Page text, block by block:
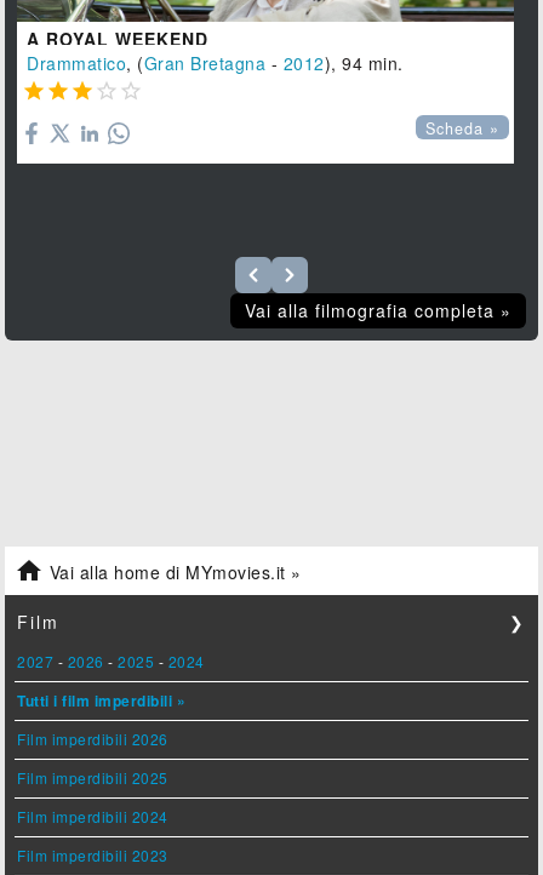
A ROYAL WEEKEND
Drammatico, (Gran Bretagna - 2012), 94 min.
    
Scheda »
Vai alla filmografia completa »
 Vai alla home di MYmovies.it »
Film ❯
2027 - 2026 -2025 - 2024
Tutti i film imperdibili »
Film imperdibili 2026
Film imperdibili 2025
Film imperdibili 2024
Film imperdibili 2023